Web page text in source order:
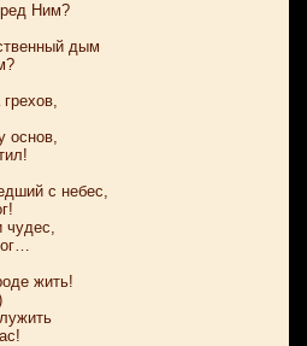
Ним?
дым
основ,
с небес,
чудес,
жить!